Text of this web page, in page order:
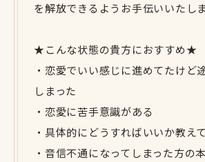
を解放できるようお手伝いいたしま
★こんな状態の貴方におすすめ★
・恋愛でいい感じに進めてたけど
しまった
・恋愛に苦手意識がある
・具体的にどうすればいいか教え
・音信不通になってしまった方の